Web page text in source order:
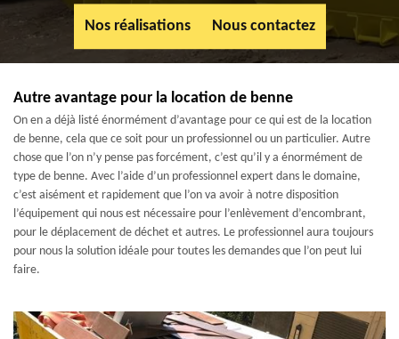
Nos réalisations Nous contactez
Autre avantage pour la location de benne
On en a déjà listé énormément d’avantage pour ce qui est de la location
de benne, cela que ce soit pour un professionnel ou un particulier. Autre
chose que l’on n’y pense pas forcément, c’est qu’il y a énormément de
type de benne. Avec l’aide d’un professionnel expert dans le domaine,
c’est aisément et rapidement que l’on va avoir à notre disposition
l’équipement qui nous est nécessaire pour l’enlèvement d’encombrant,
pour le déplacement de déchet et autres. Le professionnel aura toujours
pour nous la solution idéale pour toutes les demandes que l’on peut lui
faire.